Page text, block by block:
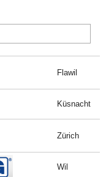
Flawil
Küsnacht
Zürich
Wil